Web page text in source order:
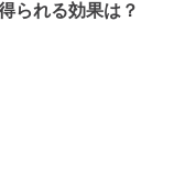
られる効果は？